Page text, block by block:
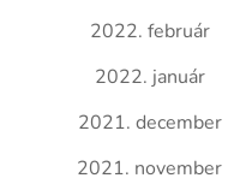
2022. február
2022. január
2021. december
2021. november